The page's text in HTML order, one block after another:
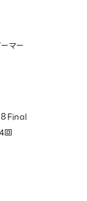
マー
Final
回